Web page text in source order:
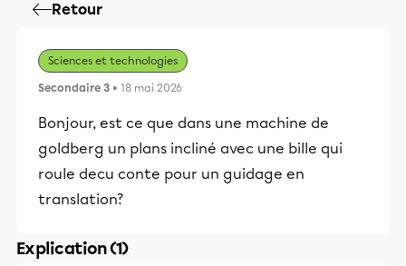
Retour
Sciences et technologies
Secondaire 3 • 18 mai 2026
Bonjour, est ce que dans une machine de
goldberg un plans incliné avec une bille qui
roule decu conte pour un guidage en
translation?
Explication (1)